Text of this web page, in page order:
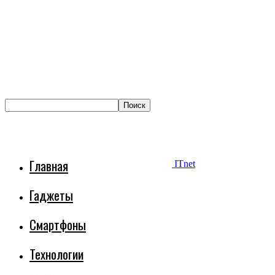
ITnet
Главная
Гаджеты
Смартфоны
Технологии